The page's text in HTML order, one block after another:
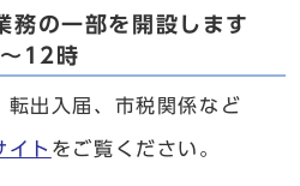
務の一部を開設します
12時
出入届、市税関係など
イト をご覧ください。